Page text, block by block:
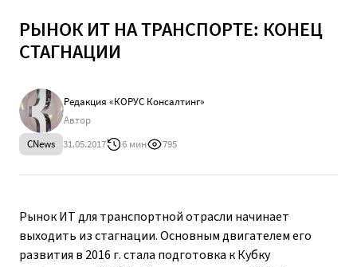
РЫНОК ИТ НА ТРАНСПОРТЕ: КОНЕЦ
СТАГНАЦИИ
CNews 31.05.2017 6 мин 795
Редакция «КОРУС Консалтинг»
Автор
Рынок ИТ для транспортной отрасли начинает
выходить из стагнации. Основным двигателем его
развития в 2016 г. стала подготовка к Кубку